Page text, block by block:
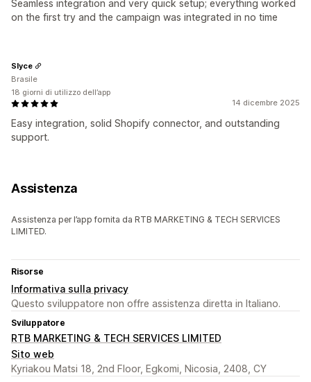
Seamless integration and very quick setup; everything worked
on the first try and the campaign was integrated in no time
14 dicembre 2025
Easy integration, solid Shopify connector, and outstanding
support.
Slyce
Brasile
18 giorni di utilizzo dell’app
Assistenza
Assistenza per l’app fornita da RTB MARKETING & TECH SERVICES
LIMITED.
Risorse
Informativa sulla privacy
Questo sviluppatore non offre assistenza diretta in Italiano.
Sviluppatore
RTB MARKETING & TECH SERVICES LIMITED
Sito web
Kyriakou Matsi 18, 2nd Floor, Egkomi, Nicosia, 2408, CY